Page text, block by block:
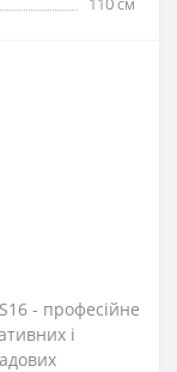
- професійне
і